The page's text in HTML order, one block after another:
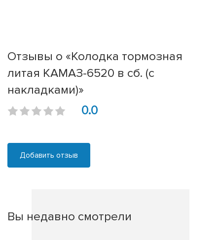
Отзывы о «Колодка тормозная
литая КАМАЗ-6520 в сб. (с
накладками)»
0.0
Добавить отзыв
Вы недавно смотрели